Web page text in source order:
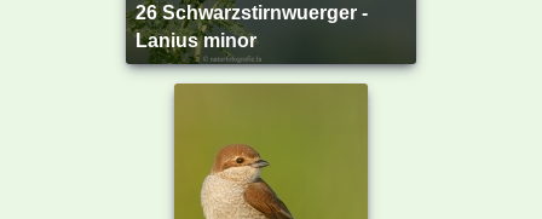
26 Schwarzstirnwuerger -
Lanius minor